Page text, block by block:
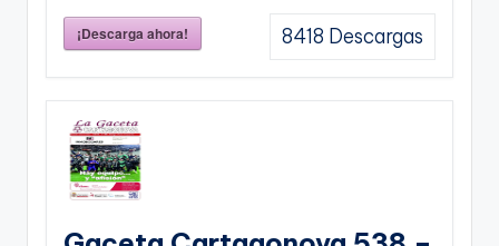
¡Descarga ahora! 8418 Descargas